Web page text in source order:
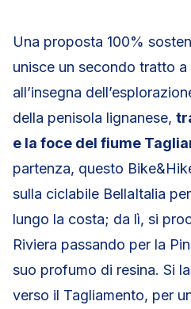
Una proposta 100%
unisce un secondo tratto
all’insegna
della penisola lignanese,
e la foce del fiume
partenza, questo
sulla ciclabile BellaItalia
lungo la costa; da lì, si
Riviera passando per la
suo profumo di resina. Si
verso il Tagliamento, per